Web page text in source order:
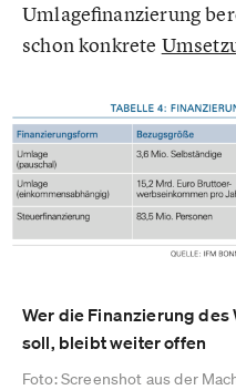
Umlagefinanzierung
schon konkrete
Wer die Finanzierung
soll, bleibt weiter offen
Foto: Screenshot aus der